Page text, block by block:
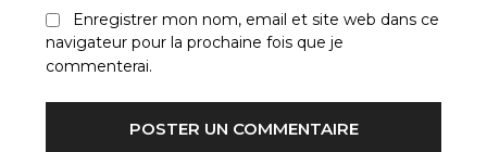
Enregistrer mon nom, email et site web dans ce
navigateur pour la prochaine fois que je
commenterai.